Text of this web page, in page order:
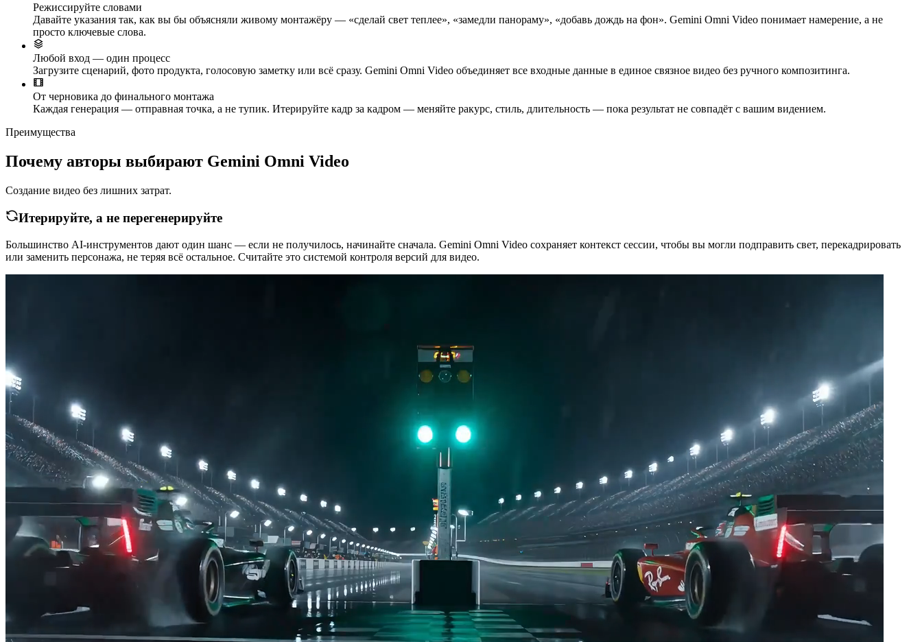
Режиссируйте словами
Давайте указания так, как вы бы объясняли живому монтажёру — «сделай свет теплее», «замедли панораму», «добавь дождь на фон». Gemini Omni Video понимает намерение, а не
просто ключевые слова.
Любой вход — один процесс
Загрузите сценарий, фото продукта, голосовую заметку или всё сразу. Gemini Omni Video объединяет все входные данные в единое связное видео без ручного композитинга.
От черновика до финального монтажа
Каждая генерация — отправная точка, а не тупик. Итерируйте кадр за кадром — меняйте ракурс, стиль, длительность — пока результат не совпадёт с вашим видением.
Преимущества
Почему авторы выбирают Gemini Omni Video
Создание видео без лишних затрат.
Итерируйте, а не перегенерируйте
Большинство AI-инструментов дают один шанс — если не получилось, начинайте сначала. Gemini Omni Video сохраняет контекст сессии, чтобы вы могли подправить свет, перекадрировать
или заменить персонажа, не теряя всё остальное. Считайте это системой контроля версий для видео.